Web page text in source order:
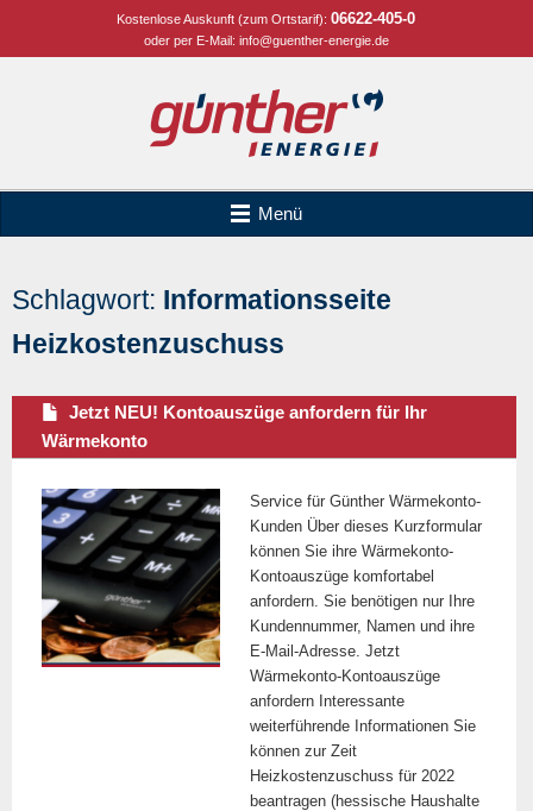
Kostenlose Auskunft (zum Ortstarif):06622-405-0
oder per E-Mail: info@guenther-energie.de
Menü
Schlagwort: Informationsseite
Heizkostenzuschuss
Jetzt NEU! Kontoauszüge anfordern für Ihr
Wärmekonto
Service für Günther Wärmekonto-
Kunden Über dieses Kurzformular
können Sie ihre Wärmekonto-
Kontoauszüge komfortabel
anfordern. Sie benötigen nur Ihre
Kundennummer, Namen und ihre
E-Mail-Adresse. Jetzt
Wärmekonto-Kontoauszüge
anfordern Interessante
weiterführende Informationen Sie
können zur Zeit
Heizkostenzuschuss für 2022
beantragen (hessische Haushalte